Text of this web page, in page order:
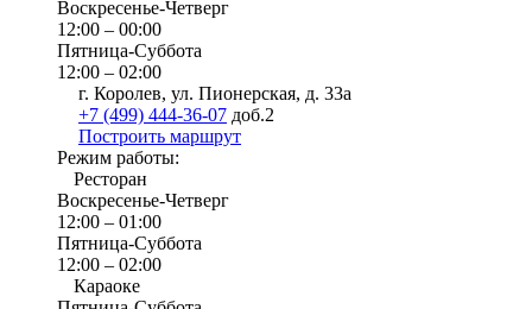
Воскресенье-Четверг
12:00 – 00:00
Пятница-Суббота
12:00 – 02:00
г. Королев, ул. Пионерская, д. 33а
+7 (499) 444-36-07 доб.2
Построить маршрут
Режим работы:
Ресторан
Воскресенье-Четверг
12:00 – 01:00
Пятница-Суббота
12:00 – 02:00
Караоке